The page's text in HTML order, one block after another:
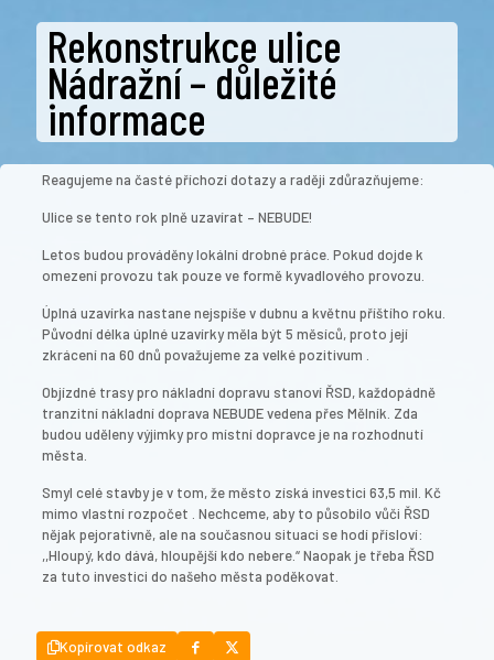
Rekonstrukce ulice
Nádražní – důležité
informace
Reagujeme na časté příchozí dotazy a raději zdůrazňujeme:
Ulice se tento rok plně uzavírat – NEBUDE!
Letos budou prováděny lokální drobné práce. Pokud dojde k
omezení provozu tak pouze ve formě kyvadlového provozu.
Úplná uzavírka nastane nejspíše v dubnu a květnu příštího roku.
Původní délka úplné uzavírky měla být 5 měsíců, proto její
zkrácení na 60 dnů považujeme za velké pozitivum .
Objízdné trasy pro nákladní dopravu stanoví ŘSD, každopádně
tranzitní nákladní doprava NEBUDE vedena přes Mělník. Zda
budou uděleny výjimky pro místní dopravce je na rozhodnutí
města.
Smyl celé stavby je v tom, že město získá investici 63,5 mil. Kč
mimo vlastní rozpočet .️ Nechceme, aby to působilo vůči ŘSD
nějak pejorativně, ale na současnou situaci se hodí přísloví:
,,Hloupý, kdo dává, hloupější kdo nebere.“ Naopak je třeba ŘSD
za tuto investici do našeho města poděkovat.
Kopírovat odkaz